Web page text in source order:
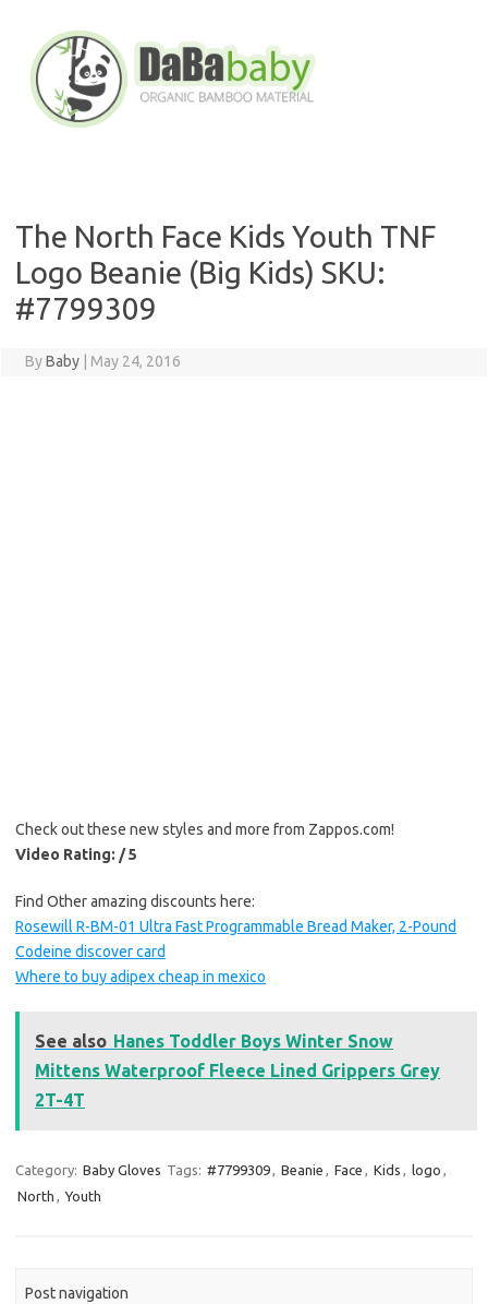
content
The North Face Kids Youth TNF
Logo Beanie (Big Kids) SKU:
#7799309
ByBaby May 24, 2016
Check out these new styles and more from Zappos.com!
Video Rating: / 5
Find Other amazing discounts here:
Rosewill R-BM-01 Ultra Fast Programmable Bread Maker, 2-Pound
Codeine discover card
Where to buy adipex cheap in mexico
See also Hanes Toddler Boys Winter Snow
Mittens Waterproof Fleece Lined Grippers Grey
2T-4T
Category: Baby Gloves Tags: #7799309, Beanie , Face , Kids , logo ,
North , Youth
Post navigation